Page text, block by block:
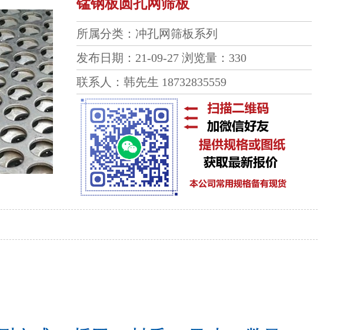
锰钢板圆孔网筛板
所属分类： 冲孔网筛板系列
发布日期：21-09-27 浏览量：330
联系人：韩先生 18732835559